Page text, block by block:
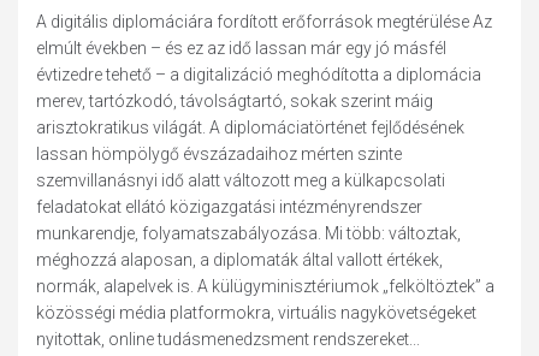
A digitális diplomáciára fordított erőforrások megtérülése Az
elmúlt években – és ez az idő lassan már egy jó másfél
évtizedre tehető – a digitalizáció meghódította a diplomácia
merev, tartózkodó, távolságtartó, sokak szerint máig
arisztokratikus világát. A diplomáciatörténet fejlődésének
lassan hömpölygő évszázadaihoz mérten szinte
szemvillanásnyi idő alatt változott meg a külkapcsolati
feladatokat ellátó közigazgatási intézményrendszer
munkarendje, folyamatszabályozása. Mi több: változtak,
méghozzá alaposan, a diplomaták által vallott értékek,
normák, alapelvek is. A külügyminisztériumok „felköltöztek” a
közösségi média platformokra, virtuális nagykövetségeket
nyitottak, online tudásmenedzsment rendszereket...